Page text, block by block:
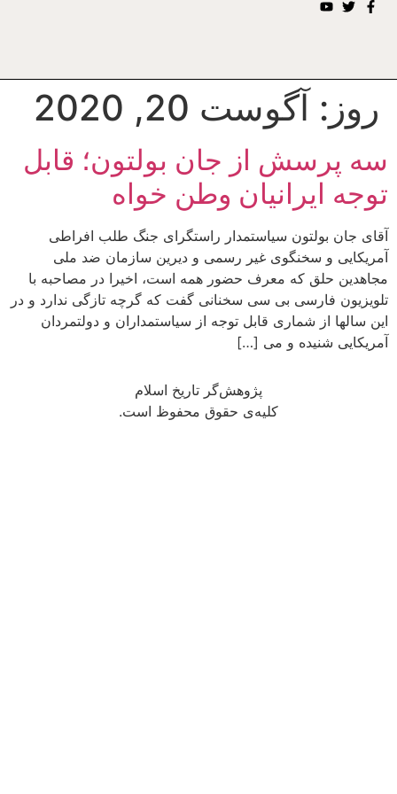
روز: آگوست 20, 2020
سه پرسش از جان بولتون؛ قابل
توجه ایرانیان وطن خواه
آقای جان بولتون سیاستمدار راستگرای جنگ طلب افراطی
آمریکایی و سخنگوی غیر رسمی و دیرین سازمان ضد ملی
مجاهدین حلق که معرف حضور همه است، اخیرا در مصاحبه با
تلویزیون فارسی بی سی سخنانی گفت که گرچه تازگی ندارد و در
این سالها از شماری قابل توجه از سیاستمداران و دولتمردان
آمریکایی شنیده و می […]
پژوهش‌گر تاریخ اسلام
کلیه‌ی حقوق محفوظ است.